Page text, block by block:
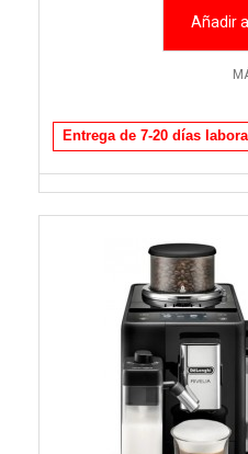
Añadir
Entrega de 7-20 días